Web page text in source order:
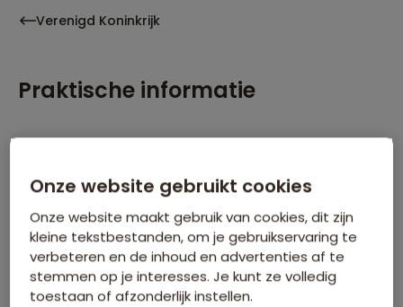
Verenigd Koninkrijk
Praktische informatie
Inbegrepen in de reissom
Onze website gebruikt cookies
Onze website maakt gebruik van cookies, dit zijn
kleine tekstbestanden, om je gebruikservaring te
verbeteren en de inhoud en advertenties af te
stemmen op je interesses. Je kunt ze volledig
toestaan of afzonderlijk instellen.